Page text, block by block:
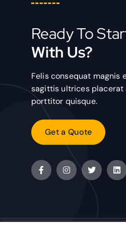
Ready To
With Us?
Felis consequat magnis
sagittis ultrices placerat
porttitor quisque.
Get a Quote